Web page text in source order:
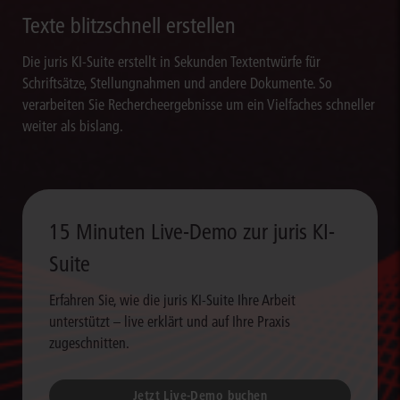
Texte blitzschnell erstellen
Die juris KI-Suite erstellt in Sekunden Textentwürfe für
Schriftsätze, Stellungnahmen und andere Dokumente. So
verarbeiten Sie Rechercheergebnisse um ein Vielfaches schneller
weiter als bislang.
15 Minuten Live-Demo zur juris KI-
Suite
Erfahren Sie, wie die juris KI-Suite Ihre Arbeit
unterstützt – live erklärt und auf Ihre Praxis
zugeschnitten.
Jetzt Live-Demo buchen